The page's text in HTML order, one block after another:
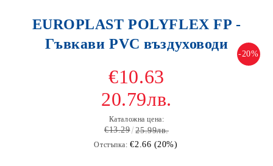
EUROPLAST POLYFLEX FP -
Гъвкави PVC въздуховоди
-20%
€10.63
20.79лв.
Каталожна цена:
€13.29 25.99лв.
Отстъпка: €2.66 (20%)